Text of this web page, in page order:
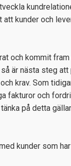
kunder och
och kommit
är nästa steg
krav. Som
fakturor och
på detta
kunder som